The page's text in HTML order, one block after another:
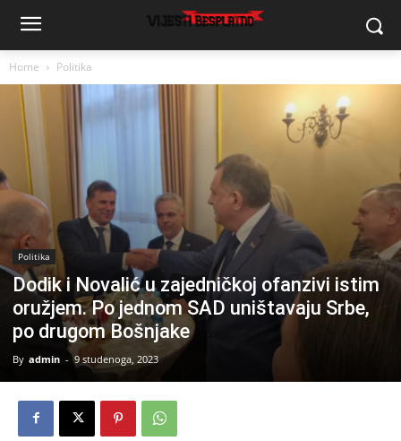
Home Politika
Politika
Dodik i Novalić u zajedničkoj ofanzivi istim
oružjem. Po jednom SAD uništavaju Srbe,
po drugom Bošnjake
By admin - 9 studenoga, 2023